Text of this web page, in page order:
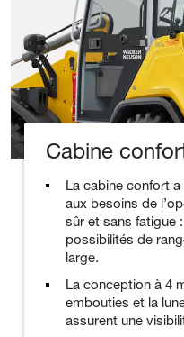
Cabine
La cabine confort
aux besoins de
sûr et sans fatigue
possibilités de
large.
La conception à 4
embouties et la
assurent une